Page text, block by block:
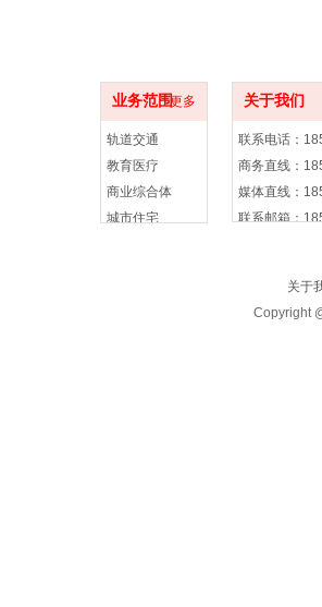
业务范围更多
轨道交通
教育医疗
商业综合体
城市住宅
关于我们
联系电话：
商务直线：
媒体直线：
联系邮箱：
关于
Copyright